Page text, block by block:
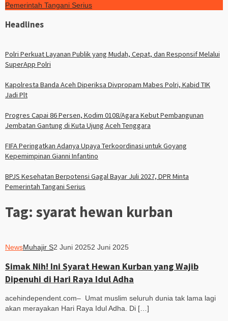
Pemerintah Tangani Serius
Headlines
Polri Perkuat Layanan Publik yang Mudah, Cepat, dan Responsif Melalui
SuperApp Polri
Kapolresta Banda Aceh Diperiksa Divpropam Mabes Polri, Kabid TIK
Jadi Plt
Progres Capai 86 Persen, Kodim 0108/Agara Kebut Pembangunan
Jembatan Gantung di Kuta Ujung Aceh Tenggara
FIFA Peringatkan Adanya Upaya Terkoordinasi untuk Goyang
Kepemimpinan Gianni Infantino
BPJS Kesehatan Berpotensi Gagal Bayar Juli 2027, DPR Minta
Pemerintah Tangani Serius
Tag: syarat hewan kurban
NewsMuhajir S2 Juni 20252 Juni 2025
Simak Nih! Ini Syarat Hewan Kurban yang Wajib
Dipenuhi di Hari Raya Idul Adha
acehindependent.com– Umat muslim seluruh dunia tak lama lagi
akan merayakan Hari Raya Idul Adha. Di […]